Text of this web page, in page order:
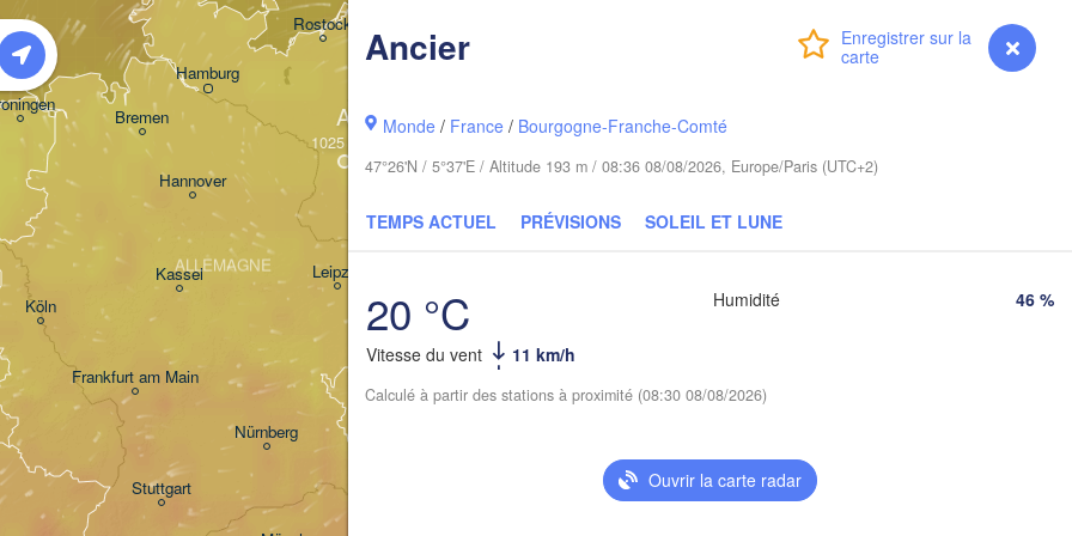
Premium myVentusky Prévisions
Ancier
Monde / France / Bourgogne-Franche-Comté
47°26'N / 5°37'E / Altitude 193 m / 08:36 08/08/2026, Europe/Paris (UTC+2)
TEMPS ACTUEL PRÉVISIONS SOLEIL ET LUNE
20 °C
Vitesse du vent 11 km/h
Humidité 46 %
Calculé à partir des stations à proximité (08:30 08/08/2026)
Ouvrir la carte radar
Hamburg
Köln
Frankfurt am Main
Bremen
Hannover
Nürnberg
Kassel
ALLEMAGNE
Stuttgart
Berlin
Łódź
Leipzig
Dresden
Poznań
Rostock
Olsztyn
Zielona Góra
Košice
Гродна
(Hrodna)
A